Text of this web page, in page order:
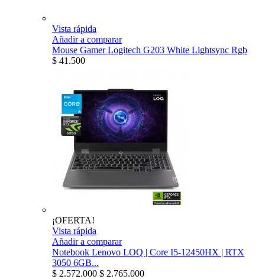
Vista rápida
Añadir a comparar
Mouse Gamer Logitech G203 White Lightsync Rgb
$ 41.500
¡OFERTA!
Vista rápida
Añadir a comparar
Notebook Lenovo LOQ | Core I5-12450HX | RTX
3050 6GB...
$ 2.572.000 $ 2.765.000